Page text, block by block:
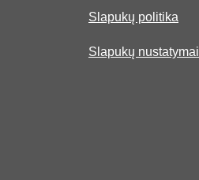
Slapukų politika
Slapukų nustatymai